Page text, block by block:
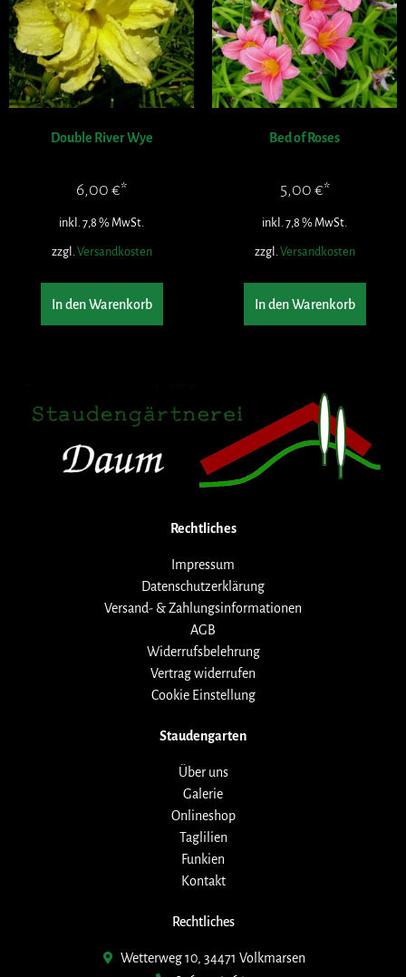
Double River Wye
6,00 €
inkl. 7,8 % MwSt.
zzgl.Versandkosten
In den Warenkorb
Bed of Roses
5,00 €
inkl. 7,8 % MwSt.
zzgl.Versandkosten
In den Warenkorb
Rechtliches
Impressum
Datenschutzerklärung
Versand- & Zahlungsinformationen
AGB
Widerrufsbelehrung
Vertrag widerrufen
Cookie Einstellung
Staudengarten
Über uns
Galerie
Onlineshop
Taglilien
Funkien
Kontakt
Rechtliches
Wetterweg 10, 34471 Volkmarsen